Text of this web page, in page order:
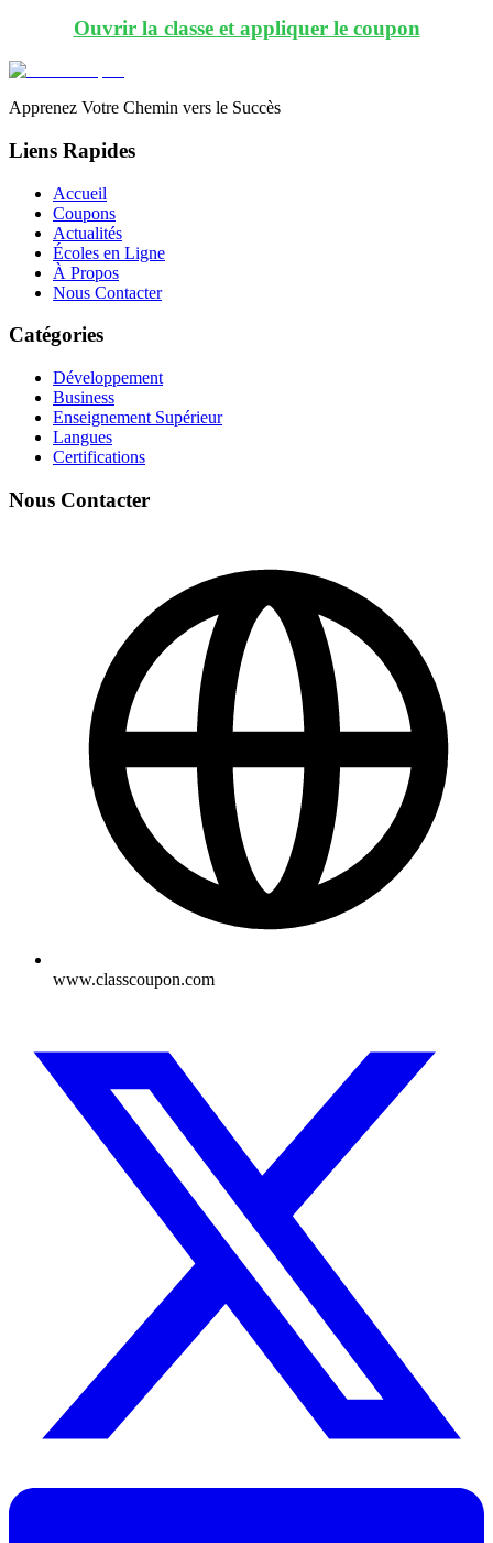
Ouvrir la classe et appliquer le coupon
Apprenez Votre Chemin vers le Succès
Liens Rapides
Accueil
Coupons
Actualités
Écoles en Ligne
À Propos
Nous Contacter
Catégories
Développement
Business
Enseignement Supérieur
Langues
Certifications
Nous Contacter
www.classcoupon.com